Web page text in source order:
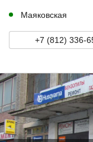
Маяковская
+7 (812) 336-